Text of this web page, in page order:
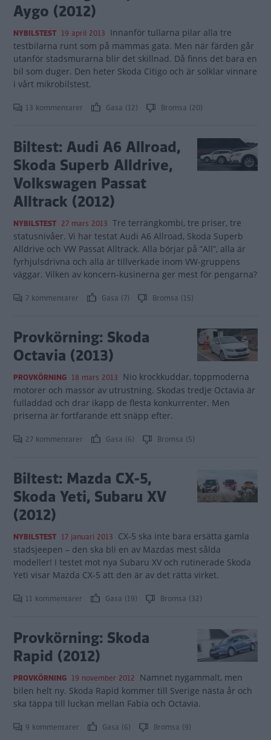
Aygo (2012)
NYBILSTEST 19 april 2013 Innanför tullarna pilar alla tre
testbilarna runt som på mammas gata. Men när färden går
utanför stadsmurarna blir det skillnad. Då finns det bara en
bil som duger. Den heter Skoda Citigo och är solklar vinnare
i vårt mikrobilstest.
13 kommentarer Gasa (12) Bromsa (20)
Biltest: Audi A6 Allroad,
Skoda Superb Alldrive,
Volkswagen Passat
Alltrack (2012)
NYBILSTEST 27 mars 2013 Tre terrängkombi, tre priser, tre
statusnivåer. Vi har testat Audi A6 Allroad, Skoda Superb
Alldrive och VW Passat Alltrack. Alla börjar på ”All”, alla är
fyrhjulsdrivna och alla är tillverkade inom VW-gruppens
väggar. Vilken av koncern-kusinerna ger mest för pengarna?
7 kommentarer Gasa (7) Bromsa (15)
Provkörning: Skoda
Octavia (2013)
PROVKÖRNING 18 mars 2013 Nio krockkuddar, toppmoderna
motorer och massor av utrustning. Skodas tredje Octavia är
fulladdad och drar ikapp de flesta konkurrenter. Men
priserna är fortfarande ett snäpp efter.
27 kommentarer Gasa (6) Bromsa (5)
Biltest: Mazda CX-5,
Skoda Yeti, Subaru XV
(2012)
NYBILSTEST 17 januari 2013 CX-5 ska inte bara ersätta gamla
stadsjeepen – den ska bli en av Mazdas mest sålda
modeller! I testet mot nya Subaru XV och rutinerade Skoda
Yeti visar Mazda CX-5 att den är av det rätta virket.
11 kommentarer Gasa (19) Bromsa (32)
Provkörning: Skoda
Rapid (2012)
PROVKÖRNING 19 november 2012 Namnet nygammalt, men
bilen helt ny. Skoda Rapid kommer till Sverige nästa år och
ska täppa till luckan mellan Fabia och Octavia.
9 kommentarer Gasa (6) Bromsa (9)